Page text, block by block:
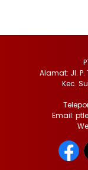
Alamat: Jl. P.
Kec.
Email: